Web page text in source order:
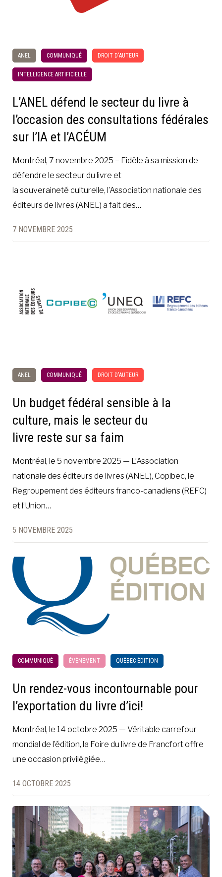
ANEL COMMUNIQUÉ DROIT D'AUTEUR
INTELLIGENCE ARTIFICIELLE
L’ANEL défend le secteur du livre à
l’occasion des consultations fédérales
sur l’IA et l’ACÉUM
Montréal, 7 novembre 2025 – Fidèle à sa mission de
défendre le secteur du livre et
la souveraineté culturelle, l’Association nationale des
éditeurs de livres (ANEL) a fait des…
7 NOVEMBRE 2025
ANEL COMMUNIQUÉ DROIT D'AUTEUR
Un budget fédéral sensible à la
culture, mais le secteur du
livre reste sur sa faim
Montréal, le 5 novembre 2025 — L’Association
nationale des éditeurs de livres (ANEL), Copibec, le
Regroupement des éditeurs franco-canadiens (REFC)
et l’Union…
5 NOVEMBRE 2025
COMMUNIQUÉ ÉVÉNEMENT QUÉBEC ÉDITION
Un rendez-vous incontournable pour
l’exportation du livre d’ici!
Montréal, le 14 octobre 2025 — Véritable carrefour
mondial de l’édition, la Foire du livre de Francfort offre
une occasion privilégiée…
14 OCTOBRE 2025